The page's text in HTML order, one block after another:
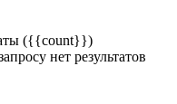
({{count}})
нет результатов